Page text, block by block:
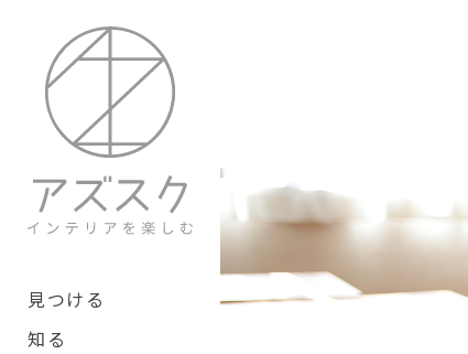
見つける
知る